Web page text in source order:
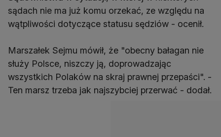
sądach nie ma już komu orzekać, ze względu na
wątpliwości dotyczące statusu sędziów - ocenił.
Marszałek Sejmu mówił, że "obecny bałagan nie
służy Polsce, niszczy ją, doprowadzając
wszystkich Polaków na skraj prawnej przepaści". -
Ten marsz trzeba jak najszybciej przerwać - dodał.